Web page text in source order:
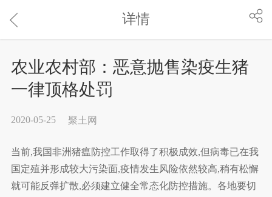
详情
农业农村部：恶意抛售染疫生猪
一律顶格处罚
2020-05-25 聚土网
当前,我国非洲猪瘟防控工作取得了积极成效,但病毒已在我
国定殖并形成较大污染面,疫情发生风险依然较高,稍有松懈
就可能反弹扩散,必须建立健全常态化防控措施。各地要切